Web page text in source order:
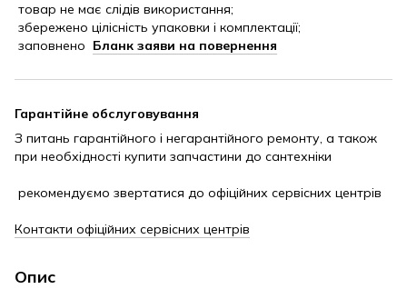
товар не має слідів використання;
збережено цілісність упаковки і комплектації;
заповнено Бланк заяви на повернення
Гарантійне обслуговування
З питань гарантійного і негарантійного ремонту, а також
при необхідності купити запчастини до сантехніки
рекомендуємо звертатися до офіційних сервісних центрів
Контакти офіційних сервісних центрів
Опис